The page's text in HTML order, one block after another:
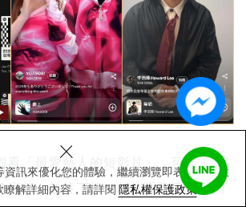
資訊來優化您的體驗，繼續瀏覽即表示您同意
解詳細內容，請詳閱 隱私權保護政策
×
看「最愛藝人的短影片」，可以點一
回顧」並往下找，就能看到不止一個